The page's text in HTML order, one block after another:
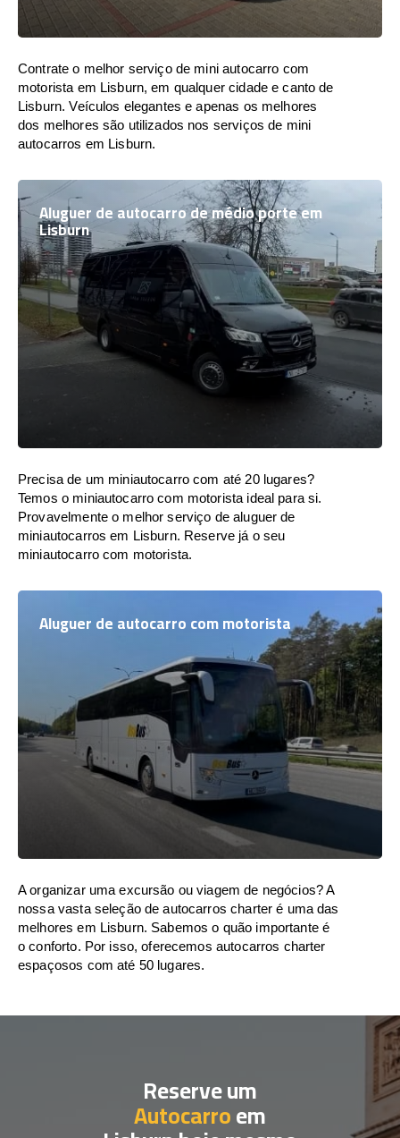
Contrate o melhor serviço de mini autocarro com
motorista em Lisburn, em qualquer cidade e canto de
Lisburn. Veículos elegantes e apenas os melhores
dos melhores são utilizados nos serviços de mini
autocarros em Lisburn.
Aluguer de autocarro de médio porte em
Lisburn
Precisa de um miniautocarro com até 20 lugares?
Temos o miniautocarro com motorista ideal para si.
Provavelmente o melhor serviço de aluguer de
miniautocarros em Lisburn. Reserve já o seu
miniautocarro com motorista.
Aluguer de autocarro com motorista
A organizar uma excursão ou viagem de negócios? A
nossa vasta seleção de autocarros charter é uma das
melhores em Lisburn. Sabemos o quão importante é
o conforto. Por isso, oferecemos autocarros charter
espaçosos com até 50 lugares.
Reserve um
Autocarroem